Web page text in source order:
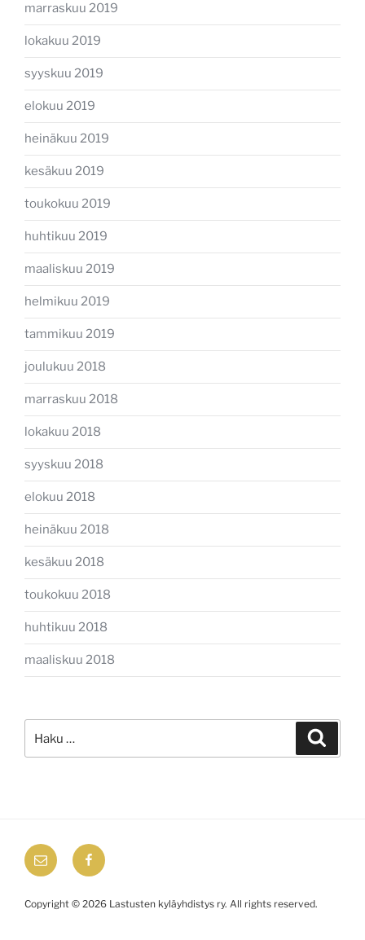
marraskuu 2019
lokakuu 2019
syyskuu 2019
elokuu 2019
heinäkuu 2019
kesäkuu 2019
toukokuu 2019
huhtikuu 2019
maaliskuu 2019
helmikuu 2019
tammikuu 2019
joulukuu 2018
marraskuu 2018
lokakuu 2018
syyskuu 2018
elokuu 2018
heinäkuu 2018
kesäkuu 2018
toukokuu 2018
huhtikuu 2018
maaliskuu 2018
email Facebook
Copyright © 2026 Lastusten kyläyhdistys ry. All rights reserved.